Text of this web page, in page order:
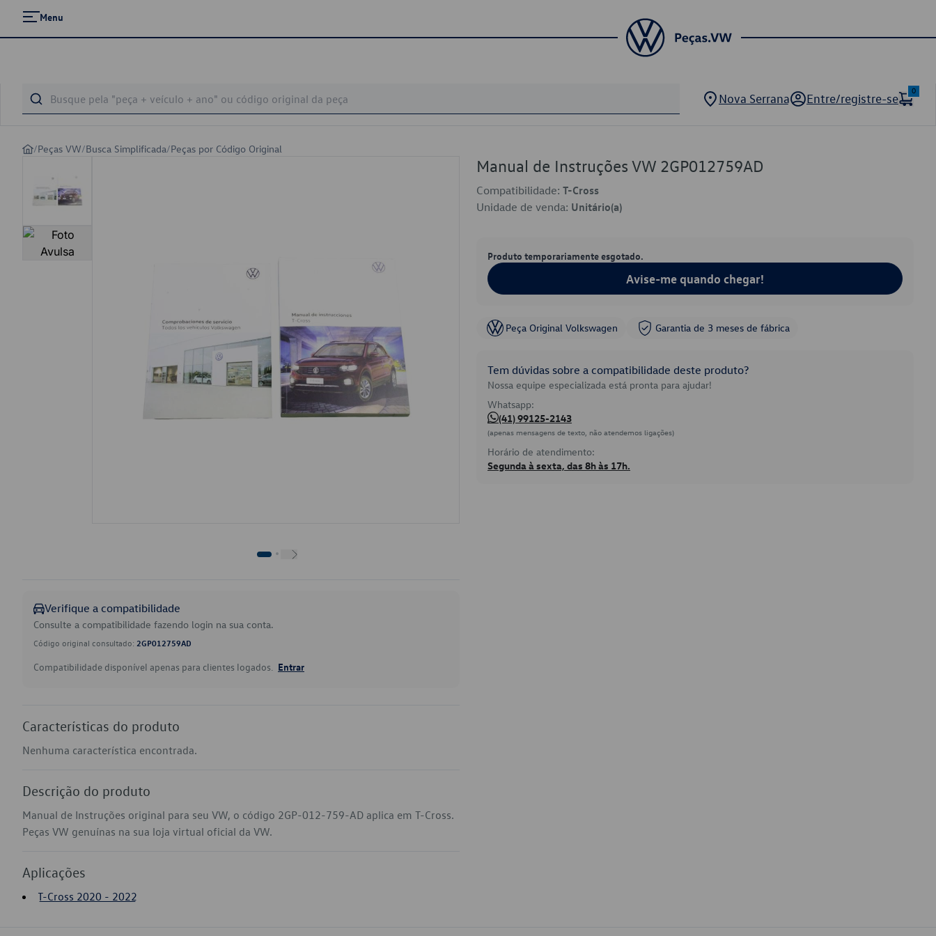
Menu
Nova Serrana Entre/registre-se
0
/Peças VW/Busca Simplificada/Peças por Código Original
Verifique a compatibilidade
Consulte a compatibilidade fazendo login na sua conta.
Código original consultado: 2GP012759AD
Compatibilidade disponível apenas para clientes logados. Entrar
Características do produto
Nenhuma característica encontrada.
Descrição do produto
Manual de Instruções original para seu VW, o código 2GP-012-759-AD aplica em T-Cross.
Peças VW genuínas na sua loja virtual oficial da VW.
Aplicações
T-Cross 2020 - 2022
Manual de Instruções VW 2GP012759AD
Compatibilidade: T-Cross
Unidade de venda: Unitário(a)
Produto temporariamente esgotado.
Avise-me quando chegar!
Peça Original Volkswagen Garantia de 3 meses de fábrica
Tem dúvidas sobre a compatibilidade deste produto?
Nossa equipe especializada está pronta para ajudar!
Whatsapp:
(41) 99125-2143
(apenas mensagens de texto, não atendemos ligações)
Horário de atendimento:
Segunda à sexta, das 8h às 17h.